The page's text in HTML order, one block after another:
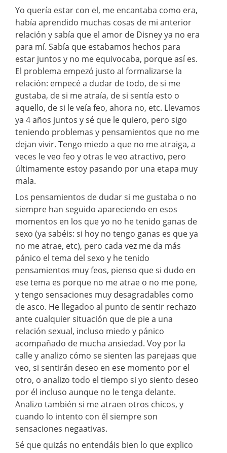
Yo quería estar con el, me encantaba como era,
había aprendido muchas cosas de mi anterior
relación y sabía que el amor de Disney ya no era
para mí. Sabía que estabamos hechos para
estar juntos y no me equivocaba, porque así es.
El problema empezó justo al formalizarse la
relación: empecé a dudar de todo, de si me
gustaba, de si me atraía, de si sentía esto o
aquello, de si le veía feo, ahora no, etc. Llevamos
ya 4 años juntos y sé que le quiero, pero sigo
teniendo problemas y pensamientos que no me
dejan vivir. Tengo miedo a que no me atraiga, a
veces le veo feo y otras le veo atractivo, pero
últimamente estoy pasando por una etapa muy
mala.
Los pensamientos de dudar si me gustaba o no
siempre han seguido apareciendo en esos
momentos en los que yo no he tenido ganas de
sexo (ya sabéis: si hoy no tengo ganas es que ya
no me atrae, etc), pero cada vez me da más
pánico el tema del sexo y he tenido
pensamientos muy feos, pienso que si dudo en
ese tema es porque no me atrae o no me pone,
y tengo sensaciones muy desagradables como
de asco. He llegadoo al punto de sentir rechazo
ante cualquier situación que de pie a una
relación sexual, incluso miedo y pánico
acompañado de mucha ansiedad. Voy por la
calle y analizo cómo se sienten las parejaas que
veo, si sentirán deseo en ese momento por el
otro, o analizo todo el tiempo si yo siento deseo
por él incluso aunque no le tenga delante.
Analizo también si me atraen otros chicos, y
cuando lo intento con él siempre son
sensaciones negaativas.
Sé que quizás no entendáis bien lo que explico